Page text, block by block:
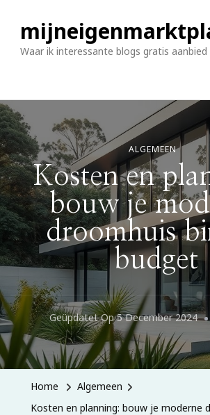
Waar ik interessante blogs gratis aanbied
ALGEMEEN
Kosten en
bouw je
droomhuis
budget
Geüpdatet Op5 December 2024
Home
Algemeen
Kosten en planning: bouw je moderne